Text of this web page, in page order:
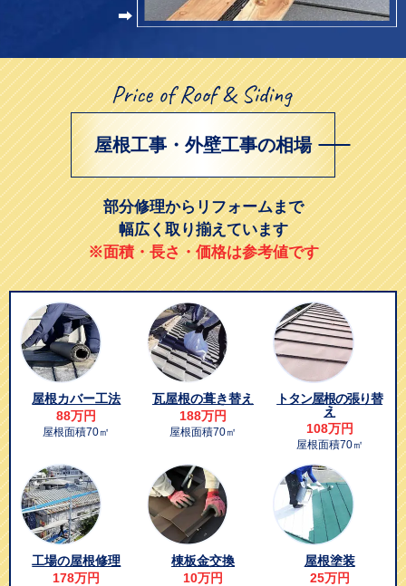
屋根工事・外壁工事の相場
部分修理からリフォームまで
幅広く取り揃えています
※面積・長さ・価格は参考値です
屋根カバー工法
88万円
屋根面積70㎡
瓦屋根の葺き替え
188万円
屋根面積70㎡
トタン屋根の張り替
え
108万円
屋根面積70㎡
工場の屋根修理
178万円
棟板金交換
10万円
屋根塗装
25万円